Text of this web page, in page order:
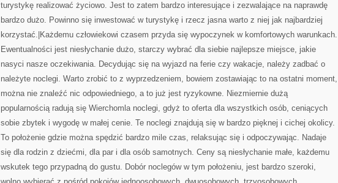
turystykę realizować życiowo. Jest to zatem bardzo interesujące i zezwalające na naprawdę
bardzo dużo. Powinno się inwestować w turystykę i rzecz jasna warto z niej jak najbardziej
korzystać.|Każdemu człowiekowi czasem przyda się wypoczynek w komfortowych warunkach.
Ewentualności jest niesłychanie dużo, starczy wybrać dla siebie najlepsze miejsce, jakie
nasyci nasze oczekiwania. Decydując się na wyjazd na ferie czy wakacje, należy zadbać o
należyte noclegi. Warto zrobić to z wyprzedzeniem, bowiem zostawiając to na ostatni moment,
można nie znaleźć nic odpowiedniego, a to już jest ryzykowne. Niezmiernie dużą
popularnością radują się Wierchomla noclegi, gdyż to oferta dla wszystkich osób, ceniących
sobie zbytek i wygodę w małej cenie. Te noclegi znajdują się w bardzo pięknej i cichej okolicy.
To położenie gdzie można spędzić bardzo mile czas, relaksując się i odpoczywając. Nadaje
się dla rodzin z dziećmi, dla par i dla osób samotnych. Ceny są niesłychanie małe, każdemu
wskutek tego przypadną do gustu. Dobór noclegów w tym położeniu, jest bardzo szeroki,